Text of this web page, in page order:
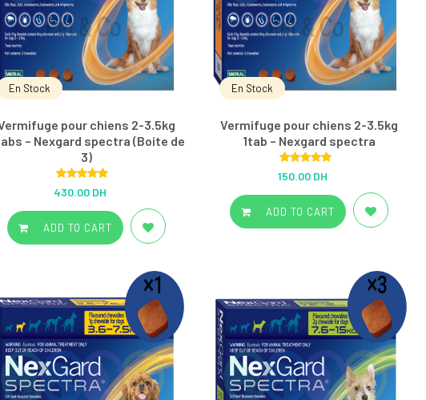
En Stock
pour chiens 2-3.5kg
– Nexgard spectra (Boite de
3)
Rated 5.00
out of 5
430.00 DH
ADD TO CART
En Stock
Vermifuge pour chiens 2-3.5kg
1tab – Nexgard spectra
Rated5.00
out of 5
150.00 DH
ADD TO CART